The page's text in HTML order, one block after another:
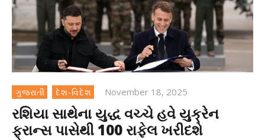
ગુજરાતી દેશ-વિદેશ November 18, 2025
રશિયા સાથેના યુદ્ધ વચ્ચે હવે યુક્રેન
ફ્રાન્સ પાસેથી 100 રાફેલ ખરીદશે